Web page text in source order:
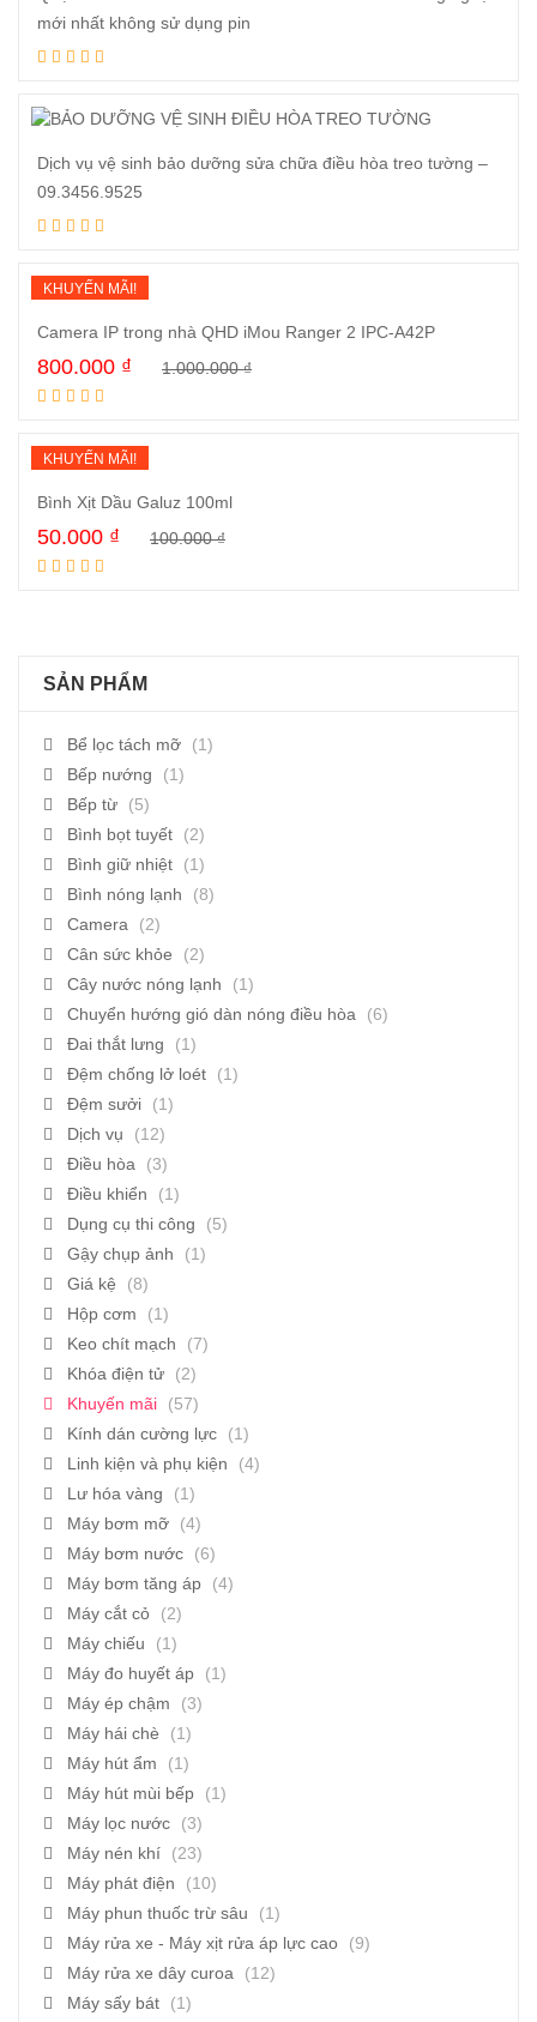
mới nhất không sử dụng pin
Dịch vụ vệ sinh bảo dưỡng sửa chữa điều hòa treo tường –
09.3456.9525
KHUYẾN MÃI!
Camera IP trong nhà QHD iMou Ranger 2 IPC-A42P
1.000.000₫
800.000 ₫
KHUYẾN MÃI!
Bình Xịt Dầu Galuz 100ml
100.000₫
50.000 ₫
SẢN PHẨM
Bể lọc tách mỡ
(1)
Bếp nướng
(1)
Bếp từ
(5)
Bình bọt tuyết
(2)
Bình giữ nhiệt
(1)
Bình nóng lạnh
(8)
Camera
(2)
Cân sức khỏe
(2)
Cây nước nóng lạnh
(1)
Chuyển hướng gió dàn nóng điều hòa
(6)
Đai thắt lưng
(1)
Đệm chống lở loét
(1)
Đệm sưởi
(1)
Dịch vụ
(12)
Điều hòa
(3)
Điều khiển
(1)
Dụng cụ thi công
(5)
Gậy chụp ảnh
(1)
Giá kệ
(8)
Hộp cơm
(1)
Keo chít mạch
(7)
Khóa điện tử
(2)
Khuyến mãi
(57)
Kính dán cường lực
(1)
Linh kiện và phụ kiện
(4)
Lư hóa vàng
(1)
Máy bơm mỡ
(4)
Máy bơm nước
(6)
Máy bơm tăng áp
(4)
Máy cắt cỏ
(2)
Máy chiếu
(1)
Máy đo huyết áp
(1)
Máy ép chậm
(3)
Máy hái chè
(1)
Máy hút ẩm
(1)
Máy hút mùi bếp
(1)
Máy lọc nước
(3)
Máy nén khí
(23)
Máy phát điện
(10)
Máy phun thuốc trừ sâu
(1)
Máy rửa xe - Máy xịt rửa áp lực cao
(9)
Máy rửa xe dây curoa
(12)
Máy sấy bát
(1)